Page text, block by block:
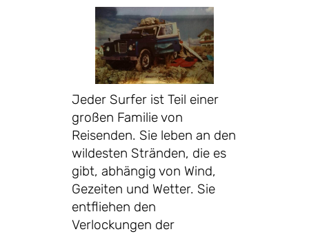
Jeder Surfer ist Teil einer
großen Familie von
Reisenden. Sie leben an den
wildesten Stränden, die es
gibt, abhängig von Wind,
Gezeiten und Wetter. Sie
entfliehen den
Verlockungen der